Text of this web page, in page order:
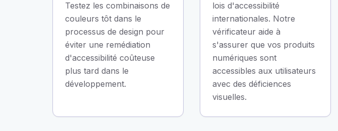
Testez les combinaisons de
couleurs tôt dans le
processus de design pour
éviter une remédiation
d'accessibilité coûteuse
plus tard dans le
développement.
lois d'accessibilité
internationales. Notre
vérificateur aide à
s'assurer que vos produits
numériques sont
accessibles aux utilisateurs
avec des déficiences
visuelles.